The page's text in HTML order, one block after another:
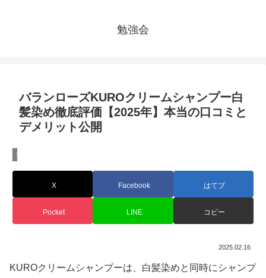
勉強会
バランローズKUROクリームシャンプー白
髪染め徹底評価【2025年】本当の口コミと
デメリット公開
コラム
X Facebook はてブ
Pocket LINE コピー
2025.02.16
KUROクリームシャンプーは、白髪染めと同時にシャンプ